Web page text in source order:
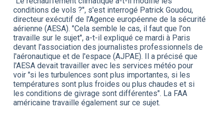
conditions de vols ?", s'est interrogé Patrick Goudou,
directeur exécutif de l'Agence européenne de la sécurité
aérienne (AESA). "Cela semble le cas, il faut que l'on
travaille sur le sujet", a-t-il expliqué ce mardi à Paris
devant l'association des journalistes professionnels de
l'aéronautique et de l'espace (AJPAE). Il a précisé que
l'AESA devait travailler avec les services météo pour
voir "si les turbulences sont plus importantes, si les
températures sont plus froides ou plus chaudes et si
les conditions de givrage sont différentes". La FAA
américaine travaille également sur ce sujet.